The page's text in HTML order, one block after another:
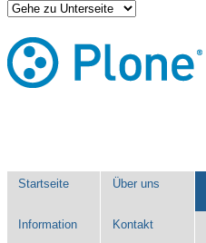
Direkt
zum
Inhalt
|
Direkt
zur
Benutzerspezifische
Werkzeuge
Startseite Über uns
Information Kontakt